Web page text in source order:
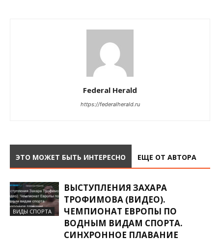
Federal Herald
https://federalherald.ru
ЭТО МОЖЕТ БЫТЬ ИНТЕРЕСНО ЕЩЕ ОТ АВТОРА
ВИДЫ СПОРТА
ВЫСТУПЛЕНИЯ ЗАХАРА
ТРОФИМОВА (ВИДЕО).
ЧЕМПИОНАТ ЕВРОПЫ ПО
ВОДНЫМ ВИДАМ СПОРТА.
СИНХРОННОЕ ПЛАВАНИЕ